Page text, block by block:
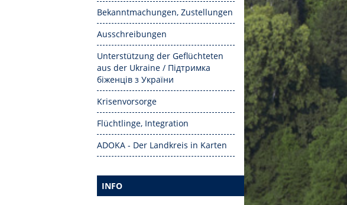
Bekanntmachungen, Zustellungen
Ausschreibungen
Unterstützung der Geflüchteten
aus der Ukraine / Підтримка
біженців з України
Krisenvorsorge
Flüchtlinge, Integration
ADOKA - Der Landkreis in Karten
INFO